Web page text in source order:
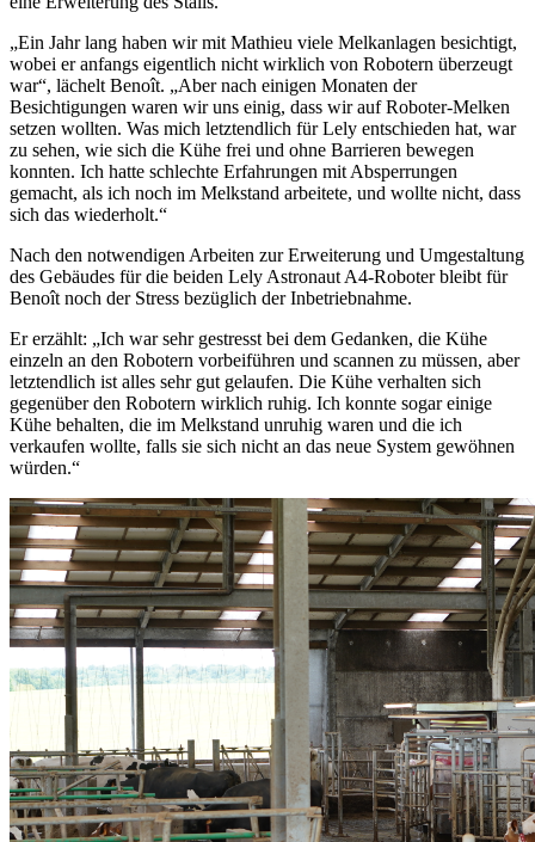
„Ein Jahr lang haben wir mit Mathieu viele Melkanlagen besichtigt,
wobei er anfangs eigentlich nicht wirklich von Robotern überzeugt
war“, lächelt Benoît. „Aber nach einigen Monaten der
Besichtigungen waren wir uns einig, dass wir auf Roboter-Melken
setzen wollten. Was mich letztendlich für Lely entschieden hat, war
zu sehen, wie sich die Kühe frei und ohne Barrieren bewegen
konnten. Ich hatte schlechte Erfahrungen mit Absperrungen
gemacht, als ich noch im Melkstand arbeitete, und wollte nicht, dass
sich das wiederholt.“
Nach den notwendigen Arbeiten zur Erweiterung und Umgestaltung
des Gebäudes für die beiden Lely Astronaut A4-Roboter bleibt für
Benoît noch der Stress bezüglich der Inbetriebnahme.
Er erzählt: „Ich war sehr gestresst bei dem Gedanken, die Kühe
einzeln an den Robotern vorbeiführen und scannen zu müssen, aber
letztendlich ist alles sehr gut gelaufen. Die Kühe verhalten sich
gegenüber den Robotern wirklich ruhig. Ich konnte sogar einige
Kühe behalten, die im Melkstand unruhig waren und die ich
verkaufen wollte, falls sie sich nicht an das neue System gewöhnen
würden.“